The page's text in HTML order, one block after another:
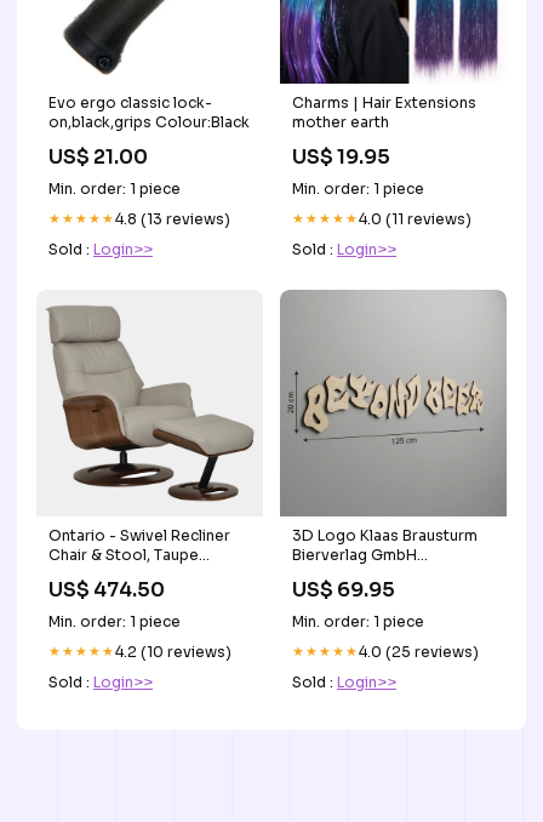
Evo ergo classic lock-
on,black,grips Colour:Black
US$ 21.00
Min. order: 1 piece
★★★★★4.8 (13 reviews)
Sold : Login>>
Charms | Hair Extensions
mother earth
US$ 19.95
Min. order: 1 piece
★★★★★4.0 (11 reviews)
Sold : Login>>
Ontario - Swivel Recliner
Chair & Stool, Taupe
US$ 474.50
Min. order: 1 piece
★★★★★4.2 (10 reviews)
Sold : Login>>
3D Logo Klaas Brausturm
Bierverlag GmbH
US$ 69.95
Min. order: 1 piece
★★★★★4.0 (25 reviews)
Sold : Login>>